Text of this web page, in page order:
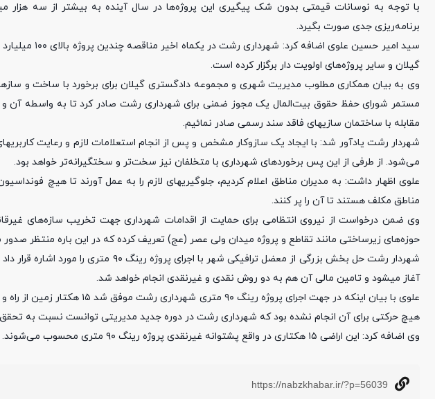
با توجه به نوسانات قیمتی بدون شک پیگیری این پروژه‌ها در سال آینده به بیشتر از سه هزار
برنامه‌ریزی جدی صورت بگیرد.
سید امیر حسین
گیلان و سایر پروژه‌های اولویت دار برگزار کرده است.
وی به بیان همکاری مطلوب مدیریت شهری و مجموعه دادگستری گیلان برای برخورد با ساخت و
مستمر شورای حفظ حقوق بیت‌المال یک مجوز ضمنی برای شهرداری رشت صادر کرد تا به واسطه آن و‌
مقابله با ساختمان سازیهای فاقد سند رسمی صادر نمائیم.
شهردار رشت یادآور شد: با ایجاد یک سازوکار مشخص و پس از انجام استعلامات لازم و رعایت
می‌شود‌. از طرفی از این پس برخوردهای شهرداری با متخلفان نیز سخت‌تر و سختگیرانه‌تر خواهد بود.
علوی اظهار داشت: به مدیران مناطق اعلام کردیم، جلوگیریهای لازم را به عمل آورند تا هیچ
مناطق مکلف هستند تا آن را پر کنند.
وی ضمن درخواست از نیروی انتظامی برای حمایت از اقدامات شهرداری جهت تخریب سازه‌های
حوزه‌های زیرساختی مانند تقاطع و پروژه میدان ولی عصر (عج) تعریف کرده که در این باره منتظر صدور
شهردار رشت حل بخش بزرگی از معضل ترافیکی شهر
آغاز میشود و تامین مالی آن هم به دو روش نقدی و غیرنقدی انجام خواهد شد.
علوی با بیان اینکه در جهت اجرای
هیچ حرکتی برای آن انجام نشده بود که شهرداری رشت در دوره جدید مدیریتی توانست نسبت به تحقق
وی اضافه کرد: این اراضی ۱۵ هکتاری در واقع پشتوانه غیرنقدی پروژه رینگ ۹۰ متری محسوب می‌شوند.
https://nabzkhabar.ir/?p=56039